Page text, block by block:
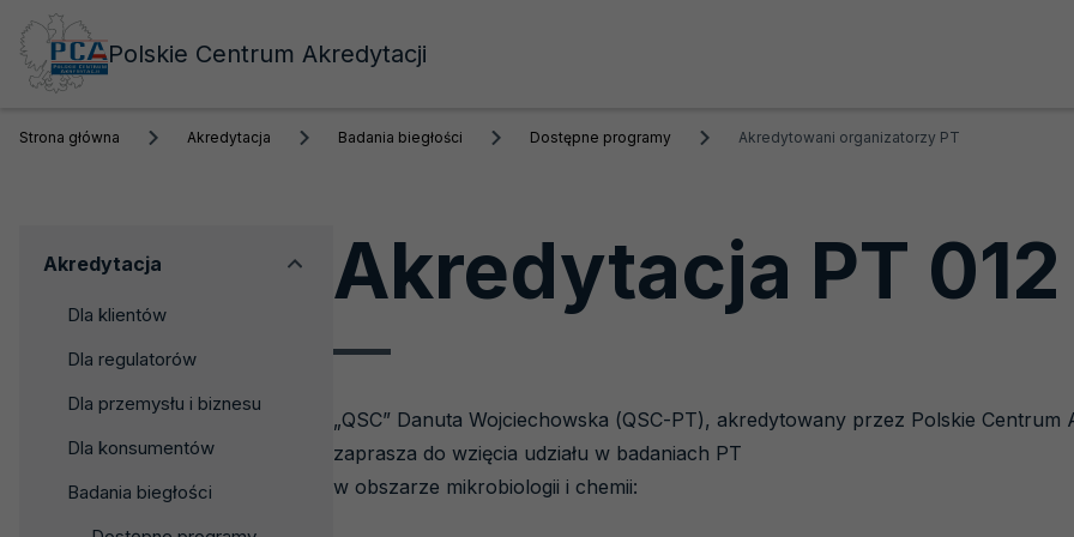
Polskie Centrum Akredytacji
Strona główna Akredytacja Badania biegłości Dostępne programy Akredytowani organizatorzy PT
Menu
Akredytacja
Dla klientów
Dla regulatorów
Dla przemysłu i biznesu
Dla konsumentów
Badania biegłości
Akredytacja PT 012
„QSC” Danuta Wojciechowska (QSC-PT), akredytowany przez Polskie Centrum
zaprasza do wzięcia udziału w badaniach PT
w obszarze mikrobiologii i chemii: